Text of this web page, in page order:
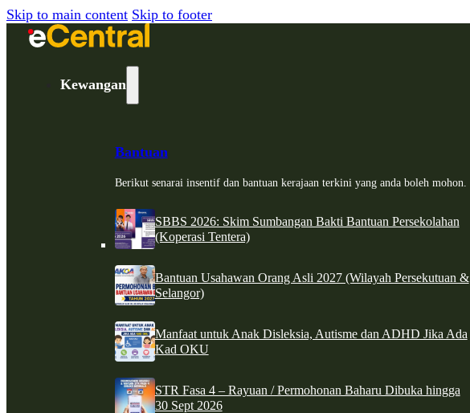
Skip to main content Skip to footer
Kewangan
Bantuan
Berikut senarai insentif dan bantuan kerajaan terkini yang anda boleh mohon.
SBBS 2026: Skim Sumbangan Bakti Bantuan Persekolahan
(Koperasi Tentera)
Bantuan Usahawan Orang Asli 2027 (Wilayah Persekutuan &
Selangor)
Manfaat untuk Anak Disleksia, Autisme dan ADHD Jika Ada
Kad OKU
STR Fasa 4 – Rayuan / Permohonan Baharu Dibuka hingga
30 Sept 2026